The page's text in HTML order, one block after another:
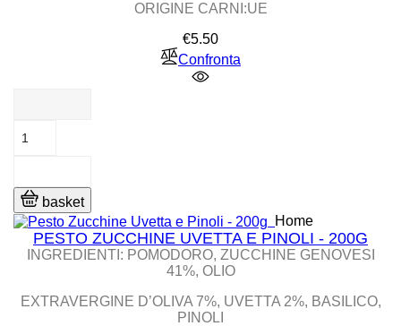
ORIGINE CARNI:UE
€5.50Price
Confronta
basket
Home
PESTO ZUCCHINE UVETTA E PINOLI - 200G
INGREDIENTI: POMODORO, ZUCCHINE GENOVESI
41%, OLIO
EXTRAVERGINE D’OLIVA 7%, UVETTA 2%, BASILICO,
PINOLI